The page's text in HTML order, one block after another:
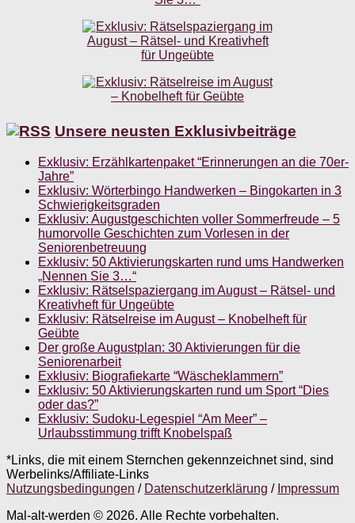
Unsere neusten Exklusivbeiträge
Exklusiv: Erzählkartenpaket “Erinnerungen an die 70er-
Jahre”
Exklusiv: Wörterbingo Handwerken – Bingokarten in 3
Schwierigkeitsgraden
Exklusiv: Augustgeschichten voller Sommerfreude – 5
humorvolle Geschichten zum Vorlesen in der
Seniorenbetreuung
Exklusiv: 50 Aktivierungskarten rund ums Handwerken
„Nennen Sie 3…“
Exklusiv: Rätselspaziergang im August – Rätsel- und
Kreativheft für Ungeübte
Exklusiv: Rätselreise im August – Knobelheft für
Geübte
Der große Augustplan: 30 Aktivierungen für die
Seniorenarbeit
Exklusiv: Biografiekarte “Wäscheklammern”
Exklusiv: 50 Aktivierungskarten rund um Sport “Dies
oder das?”
Exklusiv: Sudoku-Legespiel “Am Meer” –
Urlaubsstimmung trifft Knobelspaß
*Links, die mit einem Sternchen gekennzeichnet sind, sind
Werbelinks/Affiliate-Links
Nutzungsbedingungen / Datenschutzerklärung / Impressum
Mal-alt-werden © 2026. Alle Rechte vorbehalten.